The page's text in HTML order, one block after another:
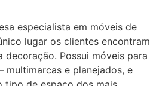
especialista em móveis de
lugar os clientes encontram
Possui móveis para
multimarcas e planejados, e